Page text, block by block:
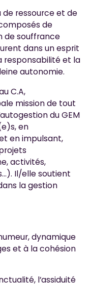
de ressource et de
de
de souffrance
dans un esprit
responsabilité et la
autonomie.
C.A,
mission de tout
du GEM
en
en impulsant,
activités,
Il/elle soutient
la gestion
dynamique
et à la cohésion
l’assiduité